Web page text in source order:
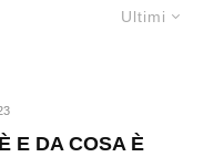
Ultimi
E DA COSA È